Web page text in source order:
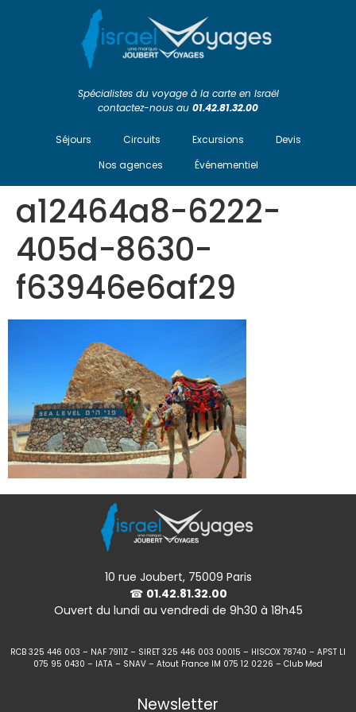
Spécialistes du voyage à la carte en Israël
contactez-nous au 01.42.81.32.00
Séjours Circuits Excursions
Devis
Nos agences
Événementiel
a12464a8-6222-
405d-8630-
f63946e6af29
10 rue Joubert, 75009 Paris
☎ 01.42.81.32.00
Ouvert du lundi au vendredi de 9h30 à 18h45
RCB 325 446 003 – NAF 7911Z – SIRET 325 446 003 00015 – HISCOX 78740 – APST LI
075 95 0430 – IATA – SNAV – Atout France IM 075 12 0226 – Club Med
Newsletter